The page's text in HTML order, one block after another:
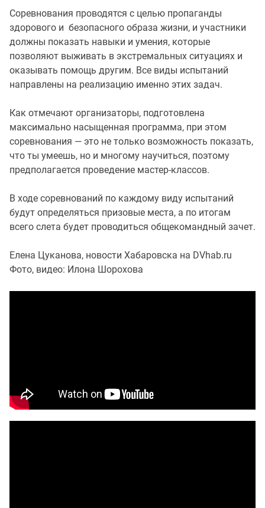
Соревнования проводятся с целью пропаганды
здорового и безопасного образа жизни, и участники
должны показать навыки и умения, которые
позволяют выживать в экстремальных ситуациях и
оказывать помощь другим. Все виды испытаний
направлены на реализацию именно этих задач.
Как отмечают организаторы, подготовлена
максимально насыщенная программа, при этом
соревнования — это не только возможность показать,
что ты умеешь, но и многому научиться, поэтому
предполагается проведение мастер-классов.
В ходе соревнований по каждому виду испытаний
будут определяться призовые места, а по итогам
всего слета будет проводиться общекомандный зачет.
Елена Цуканова, новости Хабаровска на DVhab.ru
Фото, видео: Илона Шорохова